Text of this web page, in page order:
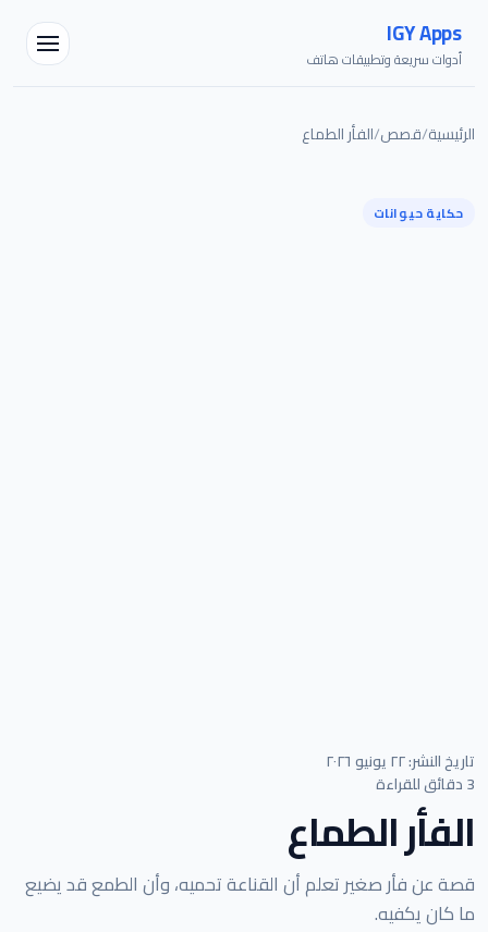
IGY Apps
أدوات سريعة وتطبيقات هاتف
الرئيسية/قصص/الفأر الطماع
حكاية حيوانات
تاريخ النشر: ٢٢ يونيو ٢٠٢٦
3 دقائق للقراءة
الفأر الطماع
قصة عن فأر صغير تعلم أن القناعة تحميه، وأن الطمع قد يضيع
ما كان يكفيه.